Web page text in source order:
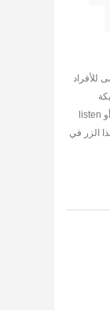
للأفراد
اجتماعية عن إضافة زر جديد يحمل إسم إستمع أو listen
الزر في